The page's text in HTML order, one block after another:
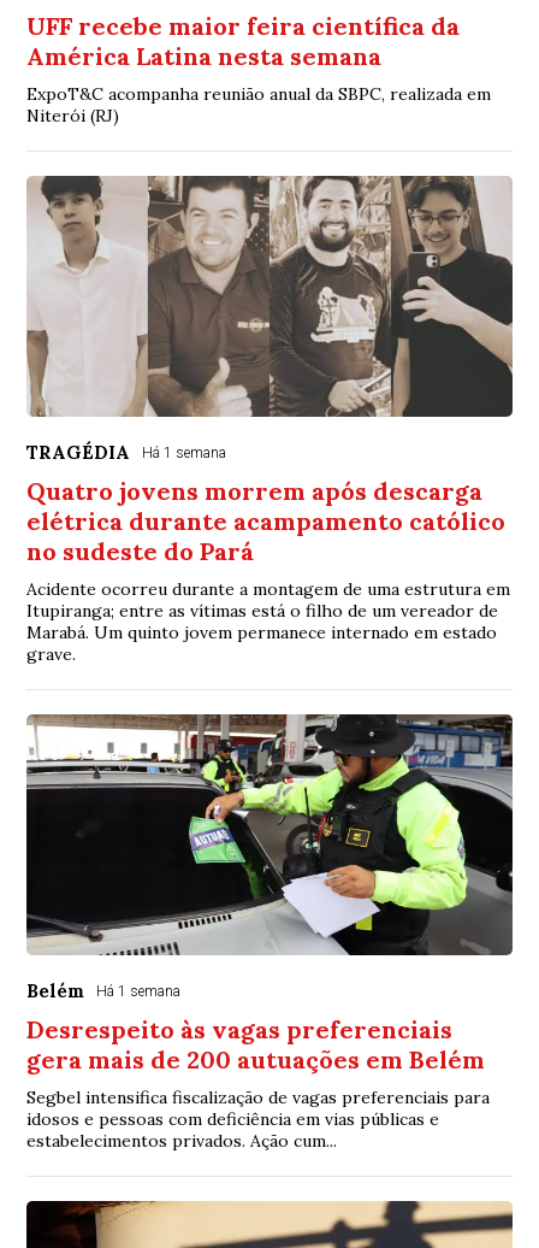
UFF recebe maior feira científica da
América Latina nesta semana
ExpoT&C acompanha reunião anual da SBPC, realizada em
Niterói (RJ)
TRAGÉDIA Há 1 semana
Quatro jovens morrem após descarga
elétrica durante acampamento católico
no sudeste do Pará
Acidente ocorreu durante a montagem de uma estrutura em
Itupiranga; entre as vítimas está o filho de um vereador de
Marabá. Um quinto jovem permanece internado em estado
grave.
Belém Há 1 semana
Desrespeito às vagas preferenciais
gera mais de 200 autuações em Belém
Segbel intensifica fiscalização de vagas preferenciais para
idosos e pessoas com deficiência em vias públicas e
estabelecimentos privados. Ação cum...